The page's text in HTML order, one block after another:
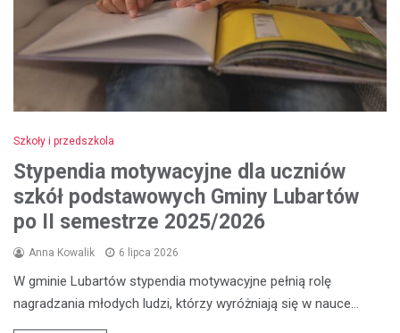
Szkoły i przedszkola
Stypendia motywacyjne dla uczniów
szkół podstawowych Gminy Lubartów
po II semestrze 2025/2026
Anna Kowalik 6 lipca 2026
W gminie Lubartów stypendia motywacyjne pełnią rolę
nagradzania młodych ludzi, którzy wyróżniają się w nauce…